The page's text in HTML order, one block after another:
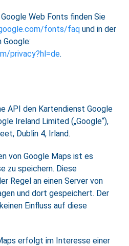
Web Fonts finden Sie
fonts/faq und in der
Google:
privacy?hl=de.
API den Kartendienst Google
Ireland Limited („Google“),
Dublin 4, Irland.
von Google Maps ist es
zu speichern. Diese
Regel an einen Server von
und dort gespeichert. Der
Einfluss auf diese
erfolgt im Interesse einer